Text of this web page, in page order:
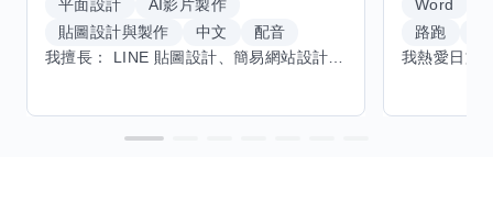
平面設計
AI影片製作
貼圖設計與製作
中文
配音
Word
路跑